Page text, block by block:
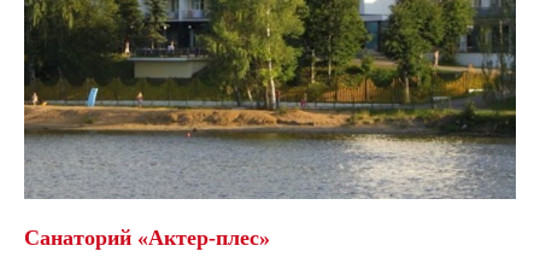
Санаторий «Актер-плес»